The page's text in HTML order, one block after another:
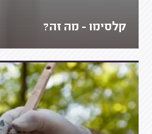
קלסימו - מה זה?